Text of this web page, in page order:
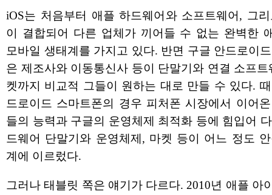
iOS는 처음부터 애플 하드웨어와 소프트웨어, 그
이 결합되어 다른 업체가 끼어들 수 없는 완벽한
모바일 생태계를 가지고 있다. 반면 구글 안드로이
은 제조사와 이동통신사 등이 단말기와 연결 소프트
켓까지 비교적 그들이 원하는 대로 만들 수 있다.
드로이드 스마트폰의 경우 피처폰 시장에서 이어
들의 능력과 구글의 운영체제 최적화 등에 힘입어
드웨어 단말기와 운영체제, 마켓 등이 어느 정도
계에 이르렀다.
그러나 태블릿 쪽은 얘기가 다르다. 2010년 애플 아